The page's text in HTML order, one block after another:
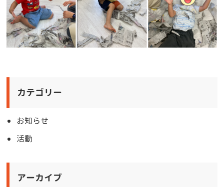
カテゴリー
お知らせ
活動
アーカイブ